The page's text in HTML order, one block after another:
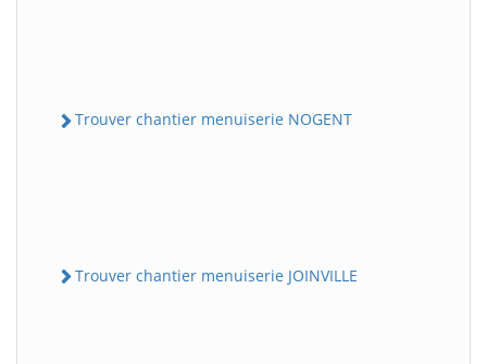
Trouver chantier menuiserie NOGENT
Trouver chantier menuiserie JOINVILLE